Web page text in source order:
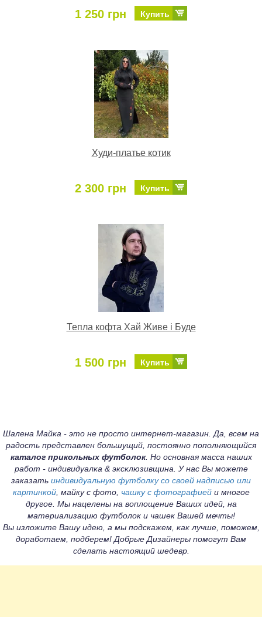
1 250 грн Купить
Худи-платье котик
2 300 грн Купить
Тепла кофта Хай Живе і Буде
1 500 грн Купить
Шалена Майка - это не просто интернет-магазин. Да, всем на
радость представлен большущий, постоянно пополняющийся
каталог прикольных футболок. Но основная масса наших
работ - индивидуалка & эксклюзивщина. У нас Вы можете
заказать индивидуальную футболку со своей надписью или
картинкой, майку с фото, чашку с фотографиейи многое
другое. Мы нацелены на воплощение Ваших идей, на
материализацию футболок и чашек Вашей мечты!
Вы изложите Вашу идею, а мы подскажем, как лучше, поможем,
доработаем, подберем! Добрые Дизайнеры помогут Вам
сделать настоящий шедевр.